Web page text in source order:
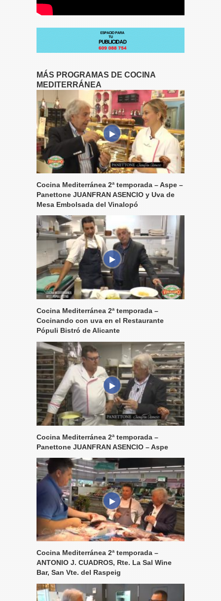
MÁS PROGRAMAS DE COCINA
MEDITERRÁNEA
Cocina Mediterránea 2ª temporada – Aspe –
Panettone JUANFRAN ASENCIO y Uva de
Mesa Embolsada del Vinalopó
Cocina Mediterránea 2ª temporada –
Cocinando con uva en el Restaurante
Pópuli Bistró de Alicante
Cocina Mediterránea 2ª temporada –
Panettone JUANFRAN ASENCIO – Aspe
Cocina Mediterránea 2ª temporada –
ANTONIO J. CUADROS, Rte. La Sal Wine
Bar, San Vte. del Raspeig